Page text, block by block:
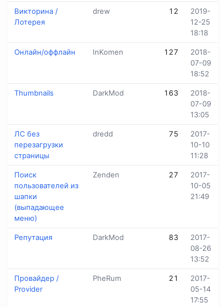
Викторина /
Лотерея
drew 12
2019-
12-25
18:18
Онлайн/оффлайн InKomen 127
2018-
07-09
18:52
Thumbnails DarkMod 163
2018-
07-09
13:05
ЛС без
перезагрузки
страницы
dredd 75
2017-
10-10
11:28
Поиск
пользователей из
шапки
(выпадающее
меню)
Zenden 27
2017-
10-05
21:49
Репутация DarkMod 83
2017-
08-26
13:52
Провайдер /
Provider
PheRum 21
2017-
05-14
17:55